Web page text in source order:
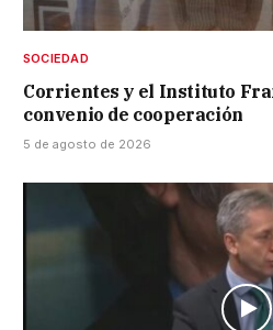
SOCIEDAD
Corrientes y el Instituto
convenio de cooperación
5 de agosto de 2026